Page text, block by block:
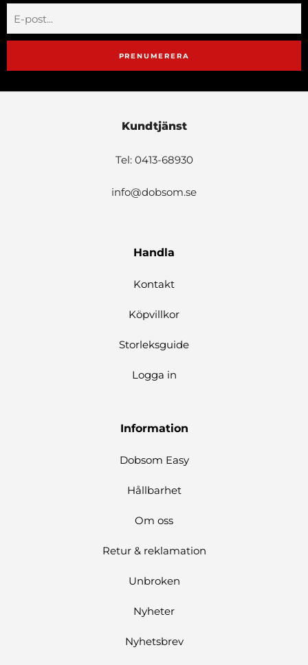
PRENUMERERA
Kundtjänst
Tel: 0413-68930
info@dobsom.se
Handla
Kontakt
Köpvillkor
Storleksguide
Logga in
Information
Dobsom Easy
Hållbarhet
Om oss
Retur & reklamation
Unbroken
Nyheter
Nyhetsbrev